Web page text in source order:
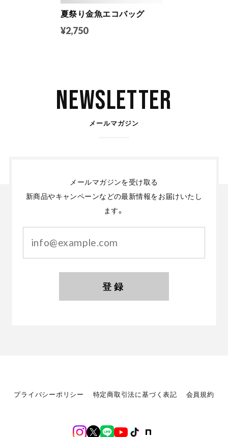
夏祭り金魚エコバッグ
¥2,750
Newsletter
メールマガジン
メールマガジンを受け取る
新商品やキャンペーンなどの最新情報をお届けいたし
ます。
登録
プライバシーポリシー 特定商取引法に基づく表記 会員規約